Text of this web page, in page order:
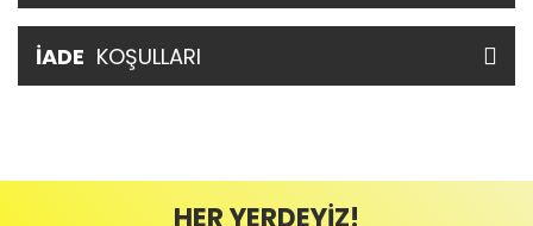
İADE KOŞULLARI
HER YERDEYİZ!